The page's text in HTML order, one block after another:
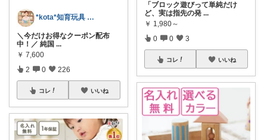
*kota*知育玩具 絵本キッズ ベビー
​＼今だけお得なクーポン配布
中！／ 純国 ...
￥ 7,600
2 0 226
コレ いいね
「ブロック遊びって単純だけ
ど、実は指先の発 ...
￥ 1,980～
0 0 3
コレ いいね